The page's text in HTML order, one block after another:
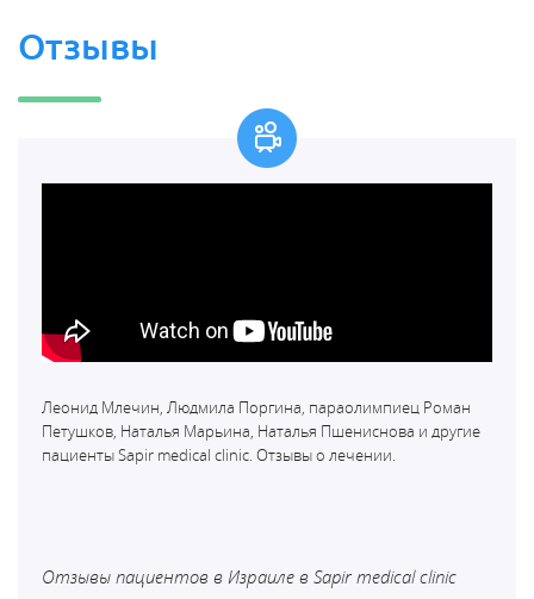
Отзывы
Леонид Млечин, Людмила Поргина, параолимпиец Роман
Петушков, Наталья Марьина, Наталья Пшениснова и другие
пациенты Sapir medical clinic. Отзывы о лечении.
Отзывы пациентов в Израиле в Sapir medical clinic